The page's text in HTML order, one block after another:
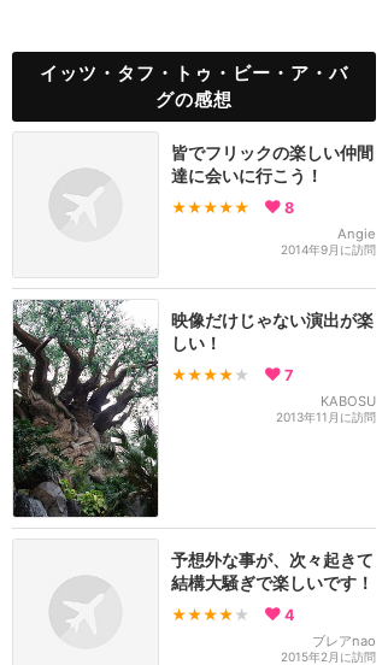
イッツ・タフ・トゥ・ビー・ア・バ
グの感想
皆でフリックの楽しい仲間
達に会いに行こう！
★★★★★ 8
Angie
2014年9月に訪問
映像だけじゃない演出が楽
しい！
★★★★ ★ 7
KABOSU
2013年11月に訪問
予想外な事が、次々起きて
結構大騒ぎで楽しいです！
★★★★ ★ 4
ブレアnao
2015年2月に訪問